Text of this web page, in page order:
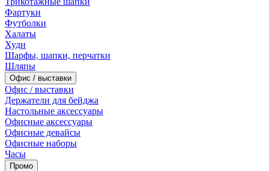
Фартуки
Футболки
Халаты
Худи
Шарфы, шапки, перчатки
Шляпы
Офис / выставки
Офис / выставки
Держатели для бейджа
Настольные аксессуары
Офисные аксессуары
Офисные девайсы
Офисные наборы
Часы
Промо